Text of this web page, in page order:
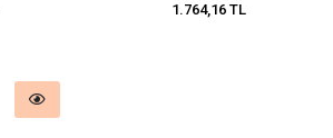
1.764,16 TL